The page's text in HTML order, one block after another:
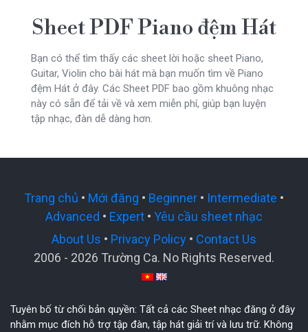
Sheet PDF Piano đệm Hát
Bạn có thể tìm thấy các sheet lời hoặc sheet Piano,
Guitar, Violin cho bài hát mà bạn muốn tìm về Piano
đệm Hát ở đây. Các Sheet PDF bao gồm khuông nhạc
này có sẵn để tải về và xem miễn phí, giúp bạn luyện
tập nhạc, đàn dễ dàng hơn.
Trang chủ • Mới đăng • Beginner • Intermediate •
Advanced • Expert • Yêu cầu sheet nhạc
About Us • Privacy Policy • Contact Us
2006 - 2026 Trường Ca. No Rights Reserved.
Tuyên bố từ chối bản quyền: Tất cả các Sheet nhạc đăng ở đây
nhằm mục đích hỗ trợ tập đàn, tập hát giải trí và lưu trữ. Không